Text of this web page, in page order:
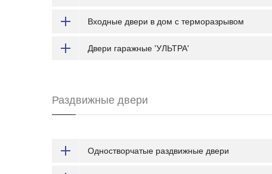
Входные двери в дом с терморазрывом
Двери гаражные 'УЛЬТРА'
Раздвижные двери
Одностворчатые раздвижные двери